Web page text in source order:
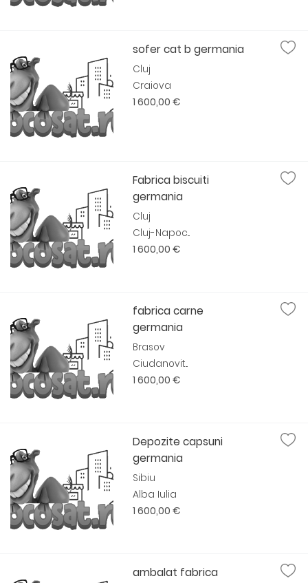
sofer cat b germania
Cluj
Craiova
1 600,00 €
Fabrica biscuiti
germania
Cluj
Cluj-Napoc...
1 600,00 €
fabrica carne
germania
Brasov
Ciudanovit...
1 600,00 €
Depozite capsuni
germania
Sibiu
Alba Iulia
1 600,00 €
ambalat fabrica